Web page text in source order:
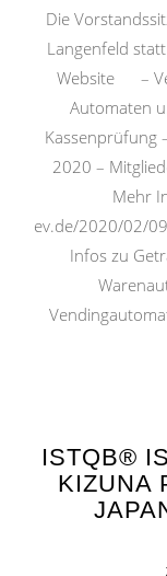
Die
Langenfeld
Website –
Automaten
Kassenprüfung
2020 –
Mehr
ev.de/2020/02/
Infos zu
ISTQB®
KIZUNA